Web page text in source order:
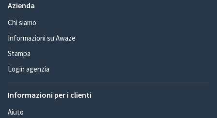
Azienda
Chi siamo
Informazioni su Awaze
Stampa
Login agenzia
Informazioni per i clienti
Aiuto